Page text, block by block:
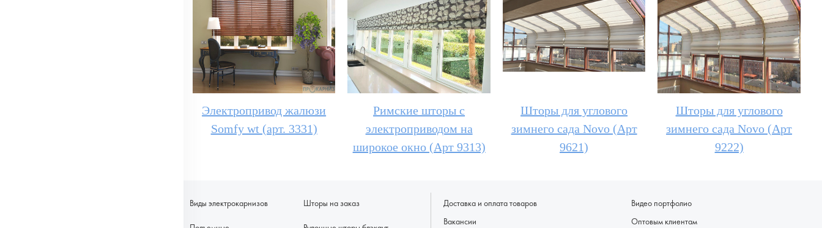
Электропривод жалюзи
Somfy wt (арт. 3331)
Римские шторы с
электроприводом на
широкое окно (Арт 9313)
Шторы для углового
зимнего сада Novo (Арт
9621)
Шторы для углового
зимнего сада Novo (Арт
9222)
Виды электрокарнизов Шторы на заказ
Доставка и оплата товаров
Вакансии
Видео портфолио
Оптовым клиентам